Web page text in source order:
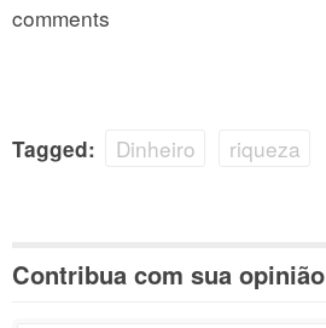
comments
Tagged: Dinheiro riqueza
Contribua com sua opinião